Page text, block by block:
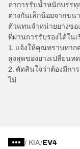
ค่าการรับน้ำหนักบรรทุ
ต่างกันเล็กน้อยจากขน
ตัวแทนจำหน่ายยางข
ที่ผ่านการรับรองได้ในเ
1. แจ้งให้คุณทราบหาก
สูงสุดของยางเปลี่ยนท
2. ตัดสินใจว่าต้องมีกา
ไม่
/ KIA EV4